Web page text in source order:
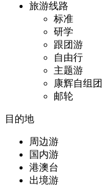
旅游线路
标准
研学
跟团游
自由行
主题游
康辉自组团
邮轮
目的地
周边游
国内游
港澳台
出境游